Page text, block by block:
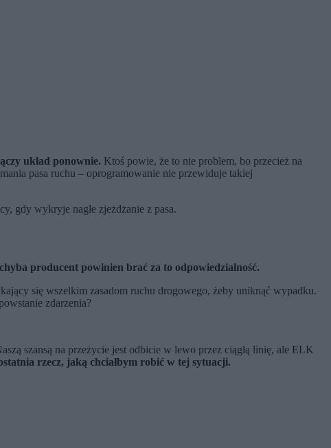
układ ponownie. Ktoś powie, że to nie problem, bo przecież na
pasa ruchu – oprogramowanie nie przewiduje takiej
gdy wykryje nagłe zjeżdżanie z pasa.
producent powinien brać za to odpowiedzialność.
się wszelkim zasadom ruchu drogowego, żeby uniknąć wypadku.
zdarzenia?
szansą na przeżycie jest odbicie w lewo przez ciągłą linię, ale ELK
rzecz, jaką chciałbym robić w tej sytuacji.